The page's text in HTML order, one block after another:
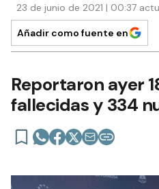
23 de junio de 2021 | 00:37
Añadir como fuente en
Reportaron ayer
fallecidas y 334